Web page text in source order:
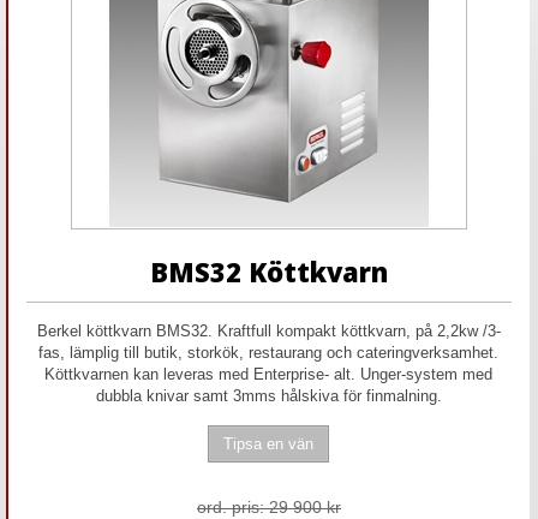
BMS32 Köttkvarn
Berkel köttkvarn BMS32. Kraftfull kompakt köttkvarn, på 2,2kw /3-
fas, lämplig till butik, storkök, restaurang och cateringverksamhet.
Köttkvarnen kan leveras med Enterprise- alt. Unger-system med
dubbla knivar samt 3mms hålskiva för finmalning.
ord. pris: 29 900 kr